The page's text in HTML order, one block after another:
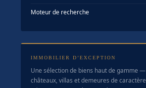
Moteur de recherche
IMMOBILIER D’EXCEPTION
Une sélection de biens haut de gamme —
châteaux, villas et demeures de caractère